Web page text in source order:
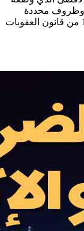
وظروف محددة
موجبة للتشديد ، وهذه الظروف بينتها المادة 102 من قانون العقوبات